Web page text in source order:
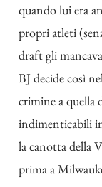
quando lui era
propri atleti
draft gli
BJ decide così
crimine a quella
indimenticabili
la canotta della
prima a